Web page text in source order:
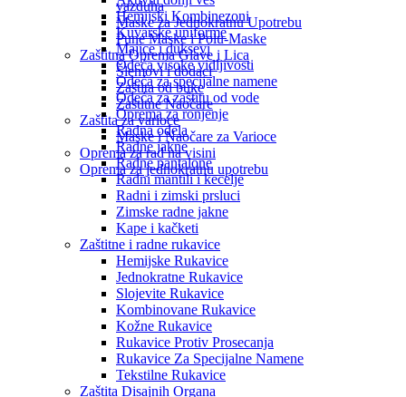
vazduha
Maske za Jednokratnu Upotrebu
Pune Maske i Polu-Maske
Zaštitna Oprema Glave i Lica
Šlemovi i dodaci
Zaštita od buke
Zaštitne Naočare
Zaštita za varioce
Maske i Naočare za Varioce
Oprema za rad na visini
Oprema za jednokratnu upotrebu
Hemijski Kombinezoni
Kuvarske uniforme
Majice i duksevi
Odeća visoke vidljivosti
Odeća za specijalne namene
Odeća za zaštitu od vode
Oprema za ronjenje
Radna odela
Radne jakne
Radne pantalone
Radni mantili i kecelje
Radni i zimski prsluci
Zimske radne jakne
Kape i kačketi
Zaštitne i radne rukavice
Hemijske Rukavice
Jednokratne Rukavice
Slojevite Rukavice
Kombinovane Rukavice
Kožne Rukavice
Rukavice Protiv Prosecanja
Rukavice Za Specijalne Namene
Tekstilne Rukavice
Zaštita Disajnih Organa